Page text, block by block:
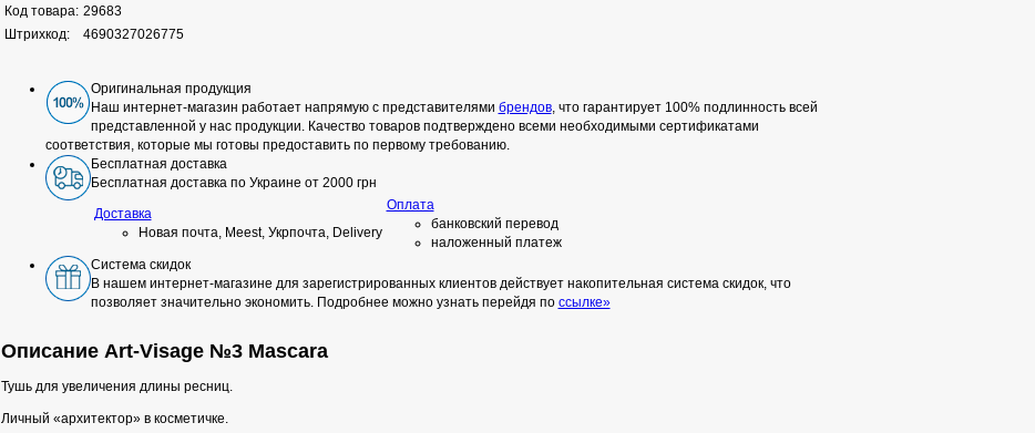
Код товара: 29683
Штрихкод:
4690327026775
Оригинальная продукция
Наш интернет-магазин работает напрямую с представителями брендов, что гарантирует 100% подлинность всей
представленной у нас продукции. Качество товаров подтверждено всеми необходимыми сертификатами
соответствия, которые мы готовы предоставить по первому требованию.
Бесплатная доставка
Бесплатная доставка по Украине от 2000 грн
Доставка
Новая почта, Meest, Укрпочта, Delivery
Оплата
банковский перевод
наложенный платеж
Система скидок
В нашем интернет-магазине для зарегистрированных клиентов действует накопительная система скидок, что
позволяет значительно экономить. Подробнее можно узнать перейдя по ссылке»
Описание Art-Visage №3 Mascara
Тушь для увеличения длины ресниц.
Личный «архитектор» в косметичке.